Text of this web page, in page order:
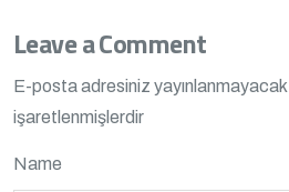
Leave a Comment
E-posta adresiniz
işaretlenmişlerdir
Name